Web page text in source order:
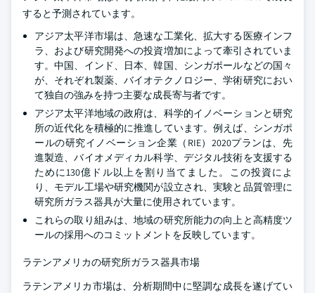
すると予測されています。
アジア太平洋市場は、急速な工業化、拡大する医療インフ
ラ、および研究開発への投資増加によって牽引されていま
す。中国、インド、日本、韓国、シンガポールなどの国々
が、それぞれ製薬、バイオテクノロジー、学術研究におい
て独自の強みを持つ主要な成長寄与者です。
アジア太平洋地域の政府は、科学的イノベーションと研究
所の近代化を積極的に推進しています。例えば、シンガポ
ールの研究イノベーション企業（RIE）2020プランは、先
進製造、バイオメディカル科学、デジタル技術を支援する
ために130億ドル以上を割り当てました。この投資によ
り、モデル工場や研究機関が設立され、実験と品質管理に
研究所ガラス器具が大量に使用されています。
これらの取り組みは、地域の研究所能力の向上と高精度ツ
ールの採用へのコミットメントを反映しています。
ラテンアメリカの研究所ガラス器具市場
ラテンアメリカ市場は、分析期間中に堅調な成長を遂げてい